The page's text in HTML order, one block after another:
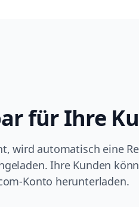
für Ihre
wird automatisch eine
Ihre Kunden
Konto herunterladen.